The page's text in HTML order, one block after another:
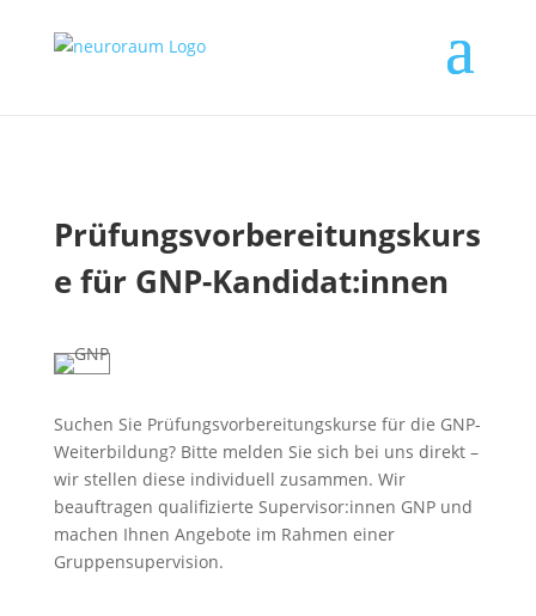
Prüfungsvorbereitungskurs
e für GNP-Kandidat:innen
Suchen Sie Prüfungsvorbereitungskurse für die GNP-
Weiterbildung? Bitte melden Sie sich bei uns direkt –
wir stellen diese individuell zusammen. Wir
beauftragen qualifizierte Supervisor:innen GNP und
machen Ihnen Angebote im Rahmen einer
Gruppensupervision.